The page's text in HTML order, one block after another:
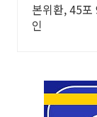
본위환, 45포
인